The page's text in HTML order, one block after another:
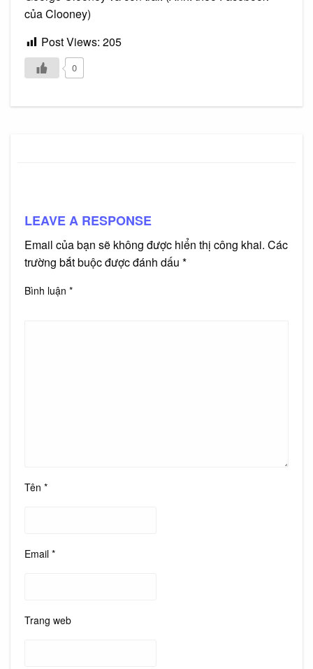
của Clooney)
Post Views: 205
0
LEAVE A RESPONSE
Email của bạn sẽ không được hiển thị công khai. Các
trường bắt buộc được đánh dấu *
Bình luận *
Tên *
Email *
Trang web